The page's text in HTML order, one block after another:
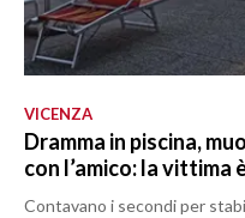
VICENZA
Dramma in piscina,
con l’amico: la vittima
Contavano i secondi per